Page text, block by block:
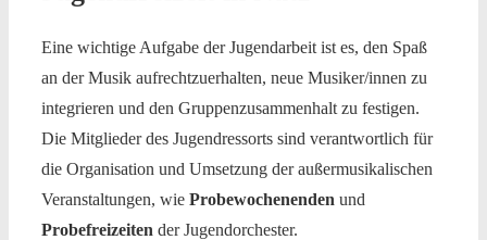
Eine wichtige Aufgabe der Jugendarbeit ist es, den Spaß
an der Musik aufrechtzuerhalten, neue Musiker/innen zu
integrieren und den Gruppenzusammenhalt zu festigen.
Die Mitglieder des Jugendressorts sind verantwortlich für
die Organisation und Umsetzung der außermusikalischen
Veranstaltungen, wie Probewochenenden und
Probefreizeiten der Jugendorchester.